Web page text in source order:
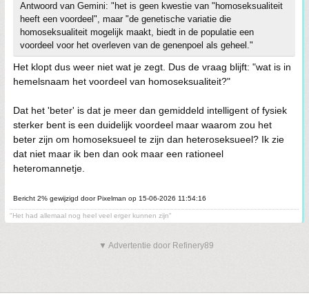
Antwoord van Gemini: "het is geen kwestie van "homoseksualiteit
heeft een voordeel", maar "de genetische variatie die
homoseksualiteit mogelijk maakt, biedt in de populatie een
voordeel voor het overleven van de genenpoel als geheel."
Het klopt dus weer niet wat je zegt. Dus de vraag blijft: "wat is in
hemelsnaam het voordeel van homoseksualiteit?"
Dat het 'beter' is dat je meer dan gemiddeld intelligent of fysiek
sterker bent is een duidelijk voordeel maar waarom zou het
beter zijn om homoseksueel te zijn dan heteroseksueel? Ik zie
dat niet maar ik ben dan ook maar een rationeel
heteromannetje.
Bericht 2% gewijzigd door Pixelman op 15-06-2026 11:54:16
"Het had allemaal nog heel veel erger kunnen zijn"
▼ Advertentie door Refinery89